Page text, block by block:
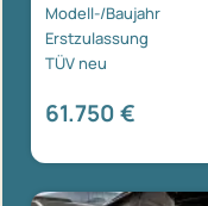
Modell-/Baujahr
Erstzulassung
TÜV neu
61.750 €